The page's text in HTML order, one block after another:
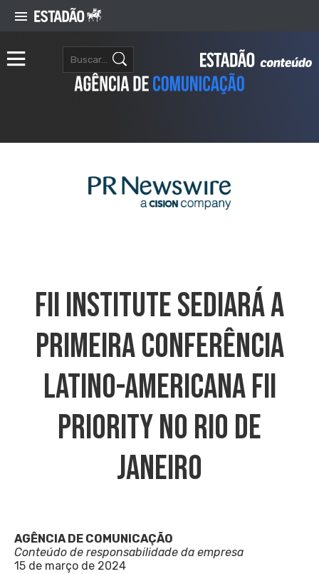
FII Institute Sediará A
Primeira Conferência
Latino-Americana FII
PRIORITY No Rio De
Janeiro
AGÊNCIA DE COMUNICAÇÃO
Conteúdo de responsabilidade da empresa
15 de março de 2024